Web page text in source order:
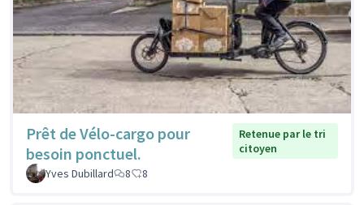
Prêt de Vélo-cargo pour
besoin ponctuel.
Retenue par le tri
citoyen
Yves Dubillard
8 8